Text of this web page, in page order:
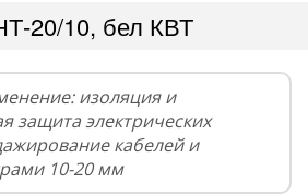
20/10, бел КВТ
изоляция и
защита электрических
кабелей и
10-20 мм